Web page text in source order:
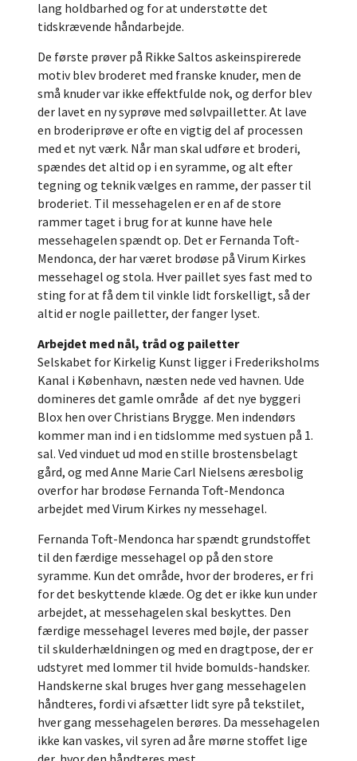
lang holdbarhed og for at understøtte det
tidskrævende håndarbejde.
De første prøver på Rikke Saltos askeinspirerede
motiv blev broderet med franske knuder, men de
små knuder var ikke effektfulde nok, og derfor blev
der lavet en ny syprøve med sølvpailletter. At lave
en broderiprøve er ofte en vigtig del af processen
med et nyt værk. Når man skal udføre et broderi,
spændes det altid op i en syramme, og alt efter
tegning og teknik vælges en ramme, der passer til
broderiet. Til messehagelen er en af de store
rammer taget i brug for at kunne have hele
messehagelen spændt op. Det er Fernanda Toft-
Mendonca, der har været brodøse på Virum Kirkes
messehagel og stola. Hver paillet syes fast med to
sting for at få dem til vinkle lidt forskelligt, så der
altid er nogle pailletter, der fanger lyset.
Arbejdet med nål, tråd og pailetter
Selskabet for Kirkelig Kunst ligger i Frederiksholms
Kanal i København, næsten nede ved havnen. Ude
domineres det gamle område af det nye byggeri
Blox hen over Christians Brygge. Men indendørs
kommer man ind i en tidslomme med systuen på 1.
sal. Ved vinduet ud mod en stille brostensbelagt
gård, og med Anne Marie Carl Nielsens æresbolig
overfor har brodøse Fernanda Toft-Mendonca
arbejdet med Virum Kirkes ny messehagel.
Fernanda Toft-Mendonca har spændt grundstoffet
til den færdige messehagel op på den store
syramme. Kun det område, hvor der broderes, er fri
for det beskyttende klæde. Og det er ikke kun under
arbejdet, at messehagelen skal beskyttes. Den
færdige messehagel leveres med bøjle, der passer
til skulderhældningen og med en dragtpose, der er
udstyret med lommer til hvide bomulds-handsker.
Handskerne skal bruges hver gang messehagelen
håndteres, fordi vi afsætter lidt syre på tekstilet,
hver gang messehagelen berøres. Da messehagelen
ikke kan vaskes, vil syren ad åre mørne stoffet lige